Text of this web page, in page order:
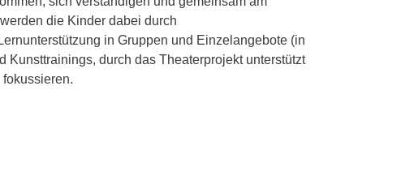
die Kinder dabei durch
in Gruppen und Einzelangebote (in
Kunsttrainings, durch das Theaterprojekt unterstützt